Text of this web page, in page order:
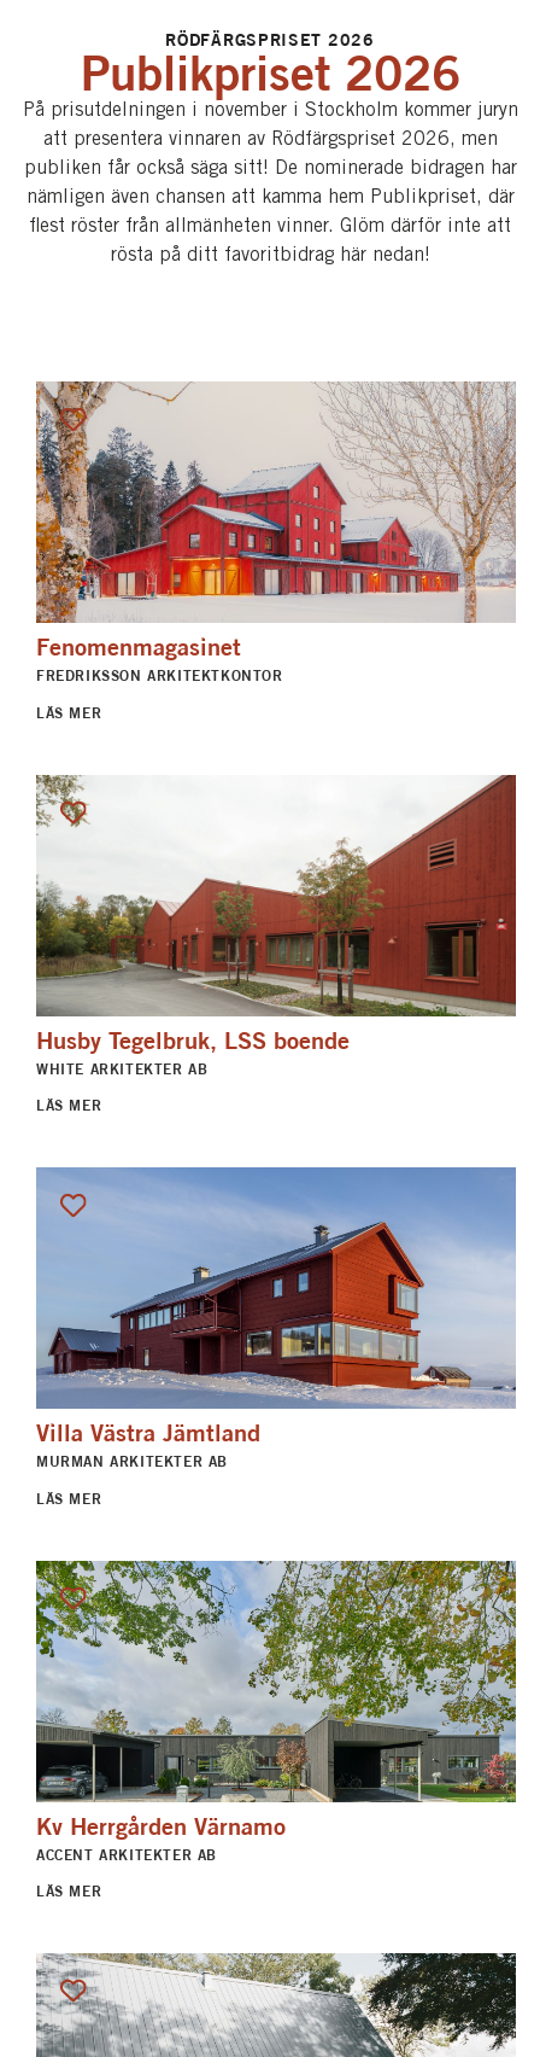
RÖDFÄRGSPRISET 2026
Publikpriset 2026
På prisutdelningen i november i Stockholm kommer juryn
att presentera vinnaren av Rödfärgspriset 2026, men
publiken får också säga sitt! De nominerade bidragen har
nämligen även chansen att kamma hem Publikpriset, där
flest röster från allmänheten vinner. Glöm därför inte att
rösta på ditt favoritbidrag här nedan!
Fenomenmagasinet
FREDRIKSSON ARKITEKTKONTOR
LÄS MER
Husby Tegelbruk, LSS boende
WHITE ARKITEKTER AB
LÄS MER
Villa Västra Jämtland
MURMAN ARKITEKTER AB
LÄS MER
Kv Herrgården Värnamo
ACCENT ARKITEKTER AB
LÄS MER